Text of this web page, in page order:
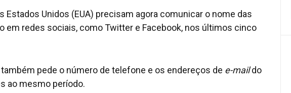
Estados Unidos (EUA) precisam agora comunicar o nome das
em redes sociais, como Twitter e Facebook, nos últimos cinco
pede o número de telefone e os endereços de e-maildo
ao mesmo período.